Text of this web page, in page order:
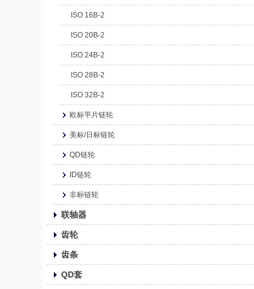
ISO 16B-2
ISO 20B-2
ISO 24B-2
ISO 28B-2
ISO 32B-2
欧标平片链轮
美标/日标链轮
QD链轮
ID链轮
非标链轮
联轴器
齿轮
齿条
QD套